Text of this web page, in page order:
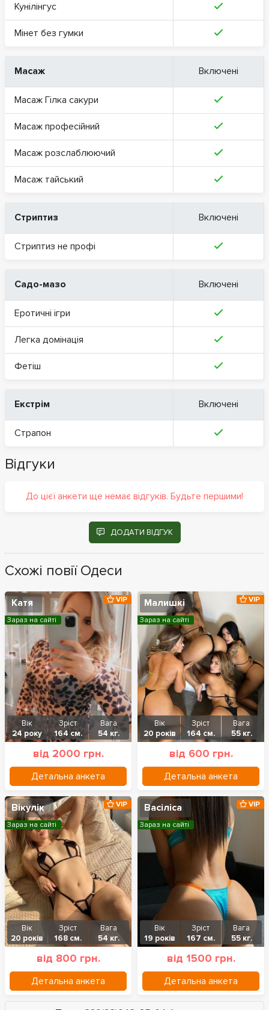
Кунілінгус
Мінет без гумки
Масаж Включені
Масаж Гілка сакури
Масаж професійний
Масаж розслаблюючий
Масаж тайський
Стриптиз Включені
Стриптиз не профі
Садо-мазо Включені
Еротичні ігри
Легка домінація
Фетіш
Екстрім Включені
Страпон
Відгуки
До цієї анкети ще немає відгуків. Будьте першими!
ДОДАТИ ВІДГУК
Схожі повії Одеси
Катя
Вік
24 року
Зріст
164 см.
Вага
54 кг.
від 2000 грн.
Детальна анкета
VIP
Зараз на сайті
Малишкі
Вік
20 років
Зріст
164 см.
Вага
55 кг.
від 600 грн.
Детальна анкета
VIP
Зараз на сайті
Вікулік
Вік
20 років
Зріст
168 см.
Вага
54 кг.
від 800 грн.
Детальна анкета
VIP
Зараз на сайті
Васіліса
Вік
19 років
Зріст
167 см.
Вага
55 кг.
від 1500 грн.
Детальна анкета
VIP
Зараз на сайті